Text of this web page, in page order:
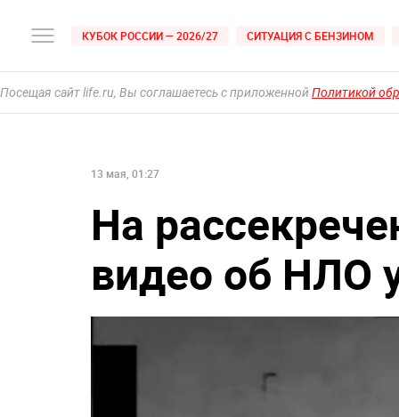
КУБОК РОССИИ — 2026/27 СИТУАЦИЯ С БЕНЗИНОМ
Посещая сайт life.ru, Вы соглашаетесь с приложеннойПолитикой
13 мая, 01:27
На
видео об НЛО